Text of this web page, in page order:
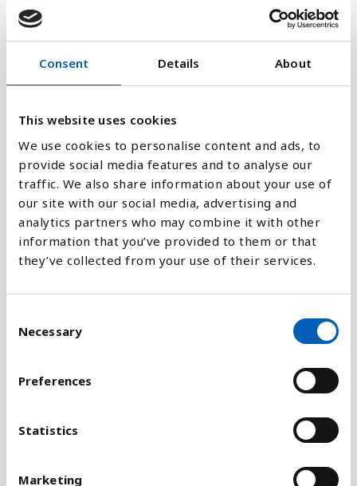
Consent Details About
This website uses cookies
We use cookies to personalise content and ads, to
provide social media features and to analyse our
traffic. We also share information about your use of
our site with our social media, advertising and
analytics partners who may combine it with other
information that you’ve provided to them or that
they’ve collected from your use of their services.
Necessary
Preferences
Statistics
Marketing
Sammenligne med:
Forklaring
Når man beregner MPI fortæller tallene både, hvor
mange mennesker der er fattige i et land, og hvad
det gennemsnitslige fattige menneske i det
pågældende land mangler for at få forbedret sine
levevilkår.
Forskellen mellem Human Development Index
(HDI) og MPI er, at man vurderer kendetegnene;
sundhed, uddannelse og levestandard i forhold til
hinanden. Det betyder for eksempel, at hvis et
så er det en mere alvorlig form for fattigdom, end
hvis man mangler elektricitet og telefon, der man